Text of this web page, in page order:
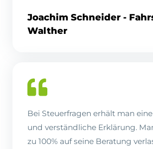
Joachim Schneider -
Walther
Bei Steuerfragen erhält man
und verständliche Erklärung.
zu 100% auf seine Beratung